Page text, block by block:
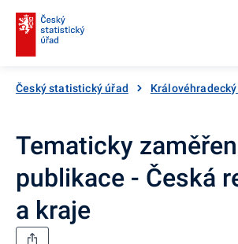
Český statistický úřad
Tematicky
publikace - Česká
a kraje